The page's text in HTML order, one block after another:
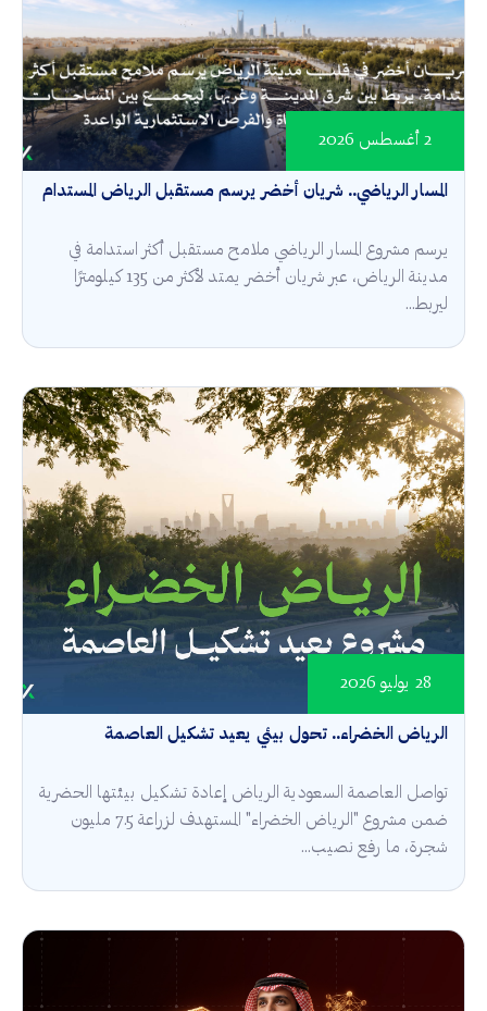
المسار الرياضي.. شريان أخضر يرسم مستقبل الرياض المستدام
2 أغسطس 2026
يرسم مشروع المسار الرياضي ملامح مستقبل أكثر استدامة في
مدينة الرياض، عبر شريان أخضر يمتد لأكثر من 135 كيلومترًا
ليربط...
الرياض الخضراء.. تحول بيئي يعيد تشكيل العاصمة
28 يوليو 2026
تواصل العاصمة السعودية الرياض إعادة تشكيل بيئتها الحضرية
ضمن مشروع "الرياض الخضراء" المستهدف لزراعة 7.5 مليون
شجرة، ما رفع نصيب...